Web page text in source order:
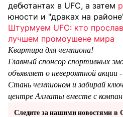
дебютантах в UFC, а затем
юности и "драках на
Штурмуем UFC: кто
лучшем промоушене мира
Квартира для чемпиона!
Главный спонсор спортивных
объявляет о невероятной
Стань чемпионом и забирай
центре Алматы вместе с
Следите за нашими новостями в